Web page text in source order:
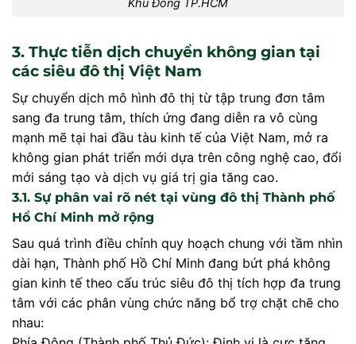
Khu Đông TP.HCM
3. Thực tiễn dịch chuyển không gian tại
các siêu đô thị Việt Nam
Sự chuyển dịch mô hình đô thị từ tập trung đơn tâm
sang đa trung tâm, thích ứng đang diễn ra vô cùng
mạnh mẽ tại hai đầu tàu kinh tế của Việt Nam, mở ra
không gian phát triển mới dựa trên công nghệ cao, đổi
mới sáng tạo và dịch vụ giá trị gia tăng cao.
3.1. Sự phân vai rõ nét tại vùng đô thị Thành phố
Hồ Chí Minh mở rộng
Sau quá trình điều chỉnh quy hoạch chung với tầm nhìn
dài hạn, Thành phố Hồ Chí Minh đang bứt phá không
gian kinh tế theo cấu trúc siêu đô thị tích hợp đa trung
tâm với các phân vùng chức năng bổ trợ chặt chẽ cho
nhau: